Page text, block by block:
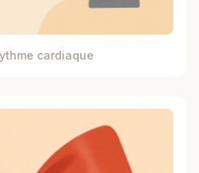
cardiaque